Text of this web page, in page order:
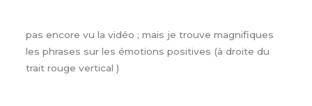
pas encore vu la vidéo ; mais je trouve magnifiques
les phrases sur les émotions positives (à droite du
trait rouge vertical )